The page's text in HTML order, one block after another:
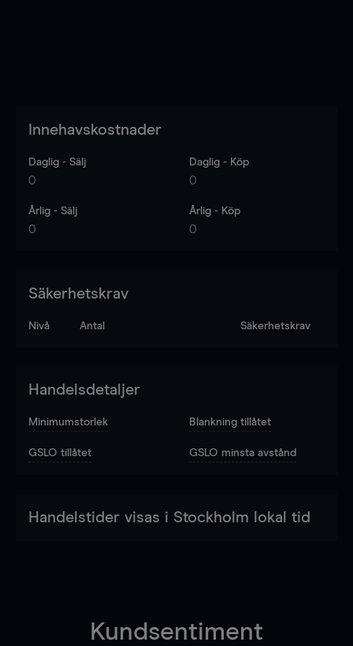
Innehavskostnader
Daglig - Sälj
0
Daglig - Köp
0
Årlig - Sälj
0
Årlig - Köp
0
Säkerhetskrav
Nivå Antal Säkerhetskrav
Handelsdetaljer
Minimumstorlek Blankning tillåtet
GSLO tillåtet GSLO minsta avstånd
Handelstider visas i Stockholm lokal tid
Kundsentiment